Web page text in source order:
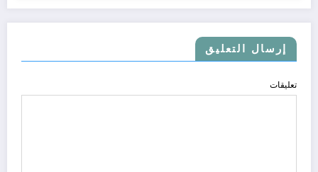
إرسال التعليق
تعليقات